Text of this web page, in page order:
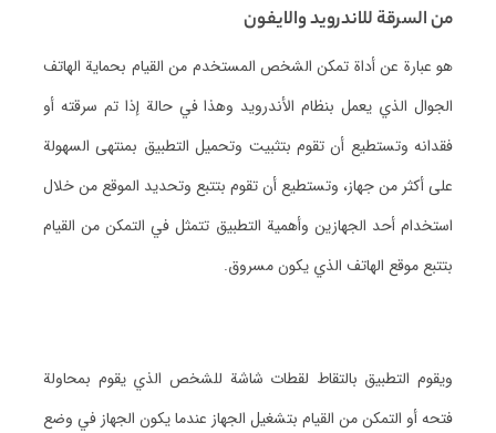
من السرقة للاندرويد والايفون
هو عبارة عن أداة تمكن الشخص المستخدم من القيام بحماية الهاتف
الجوال الذي يعمل بنظام الأندرويد وهذا في حالة إذا تم سرقته أو
فقدانه وتستطيع أن تقوم بتثبيت وتحميل التطبيق بمنتهى السهولة
على أكثر من جهاز، وتستطيع أن تقوم بتتبع وتحديد الموقع من خلال
استخدام أحد الجهازين وأهمية التطبيق تتمثل في التمكن من القيام
بتتبع موقع الهاتف الذي يكون مسروق.
ويقوم التطبيق بالتقاط لقطات شاشة للشخص الذي يقوم بمحاولة
فتحه أو التمكن من القيام بتشغيل الجهاز عندما يكون الجهاز في وضع